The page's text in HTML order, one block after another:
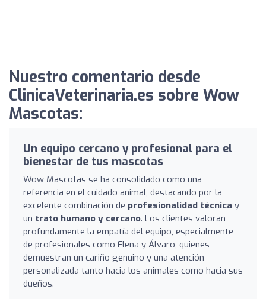
Nuestro comentario desde
ClinicaVeterinaria.es sobre Wow
Mascotas:
Un equipo cercano y profesional para el
bienestar de tus mascotas
Wow Mascotas se ha consolidado como una
referencia en el cuidado animal, destacando por la
excelente combinación de profesionalidad técnica y
un trato humano y cercano. Los clientes valoran
profundamente la empatía del equipo, especialmente
de profesionales como Elena y Álvaro, quienes
demuestran un cariño genuino y una atención
personalizada tanto hacia los animales como hacia sus
dueños.